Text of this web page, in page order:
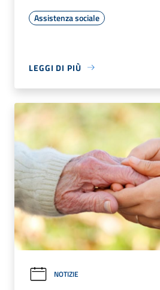
Assistenza sociale
LEGGI DI PIÙ
NOTIZIE